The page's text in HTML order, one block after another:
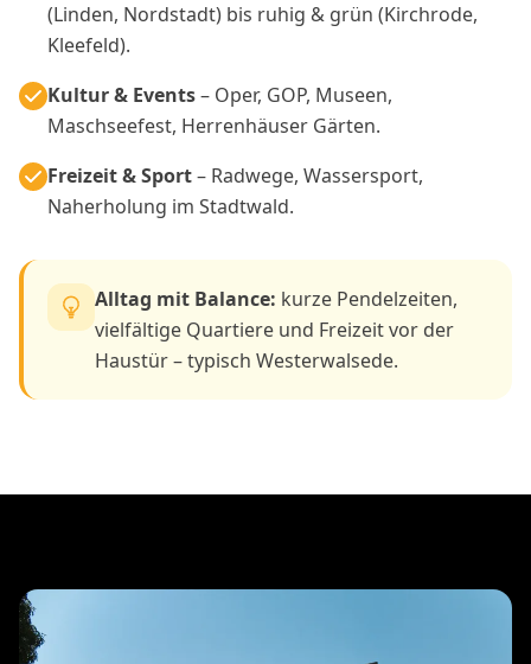
(Linden, Nordstadt) bis ruhig & grün (Kirchrode,
Kleefeld).
Kultur & Events– Oper, GOP, Museen,
Maschseefest, Herrenhäuser Gärten.
Freizeit & Sport– Radwege, Wassersport,
Naherholung im Stadtwald.
Alltag mit Balance: kurze Pendelzeiten,
vielfältige Quartiere und Freizeit vor der
Haustür – typisch Westerwalsede.